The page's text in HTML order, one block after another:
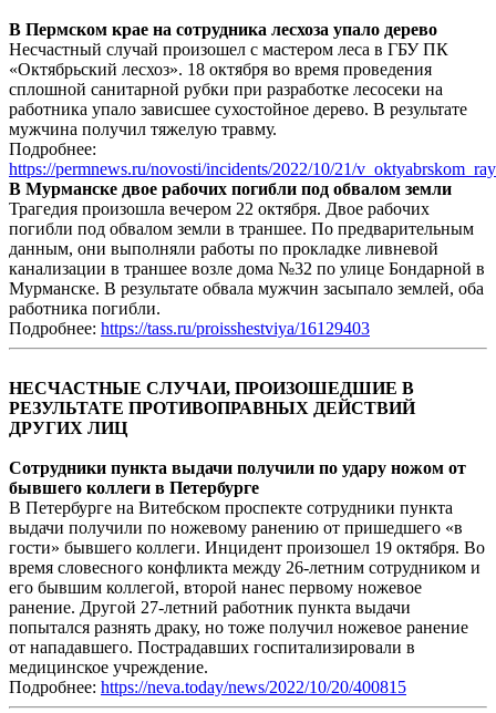
В Пермском крае на сотрудника лесхоза упало дерево
Несчастный случай произошел с мастером леса в ГБУ ПК
«Октябрьский лесхоз». 18 октября во время проведения
сплошной санитарной рубки при разработке лесосеки на
работника упало зависшее сухостойное дерево. В результате
мужчина получил тяжелую травму.
Подробнее:
https://permnews.ru/novosti/incidents/2022/10/21/
В Мурманске двое рабочих погибли под обвалом земли
Трагедия произошла вечером 22 октября. Двое рабочих
погибли под обвалом земли в траншее. По предварительным
данным, они выполняли работы по прокладке ливневой
канализации в траншее возле дома №32 по улице Бондарной в
Мурманске. В результате обвала мужчин засыпало землей, оба
работника погибли.
Подробнее: https://tass.ru/proisshestviya/16129403
НЕСЧАСТНЫЕ СЛУЧАИ, ПРОИЗОШЕДШИЕ В
РЕЗУЛЬТАТЕ ПРОТИВОПРАВНЫХ ДЕЙСТВИЙ
ДРУГИХ ЛИЦ
Сотрудники пункта выдачи получили по удару ножом от
бывшего коллеги в Петербурге
В Петербурге на Витебском проспекте сотрудники пункта
выдачи получили по ножевому ранению от пришедшего «в
гости» бывшего коллеги. Инцидент произошел 19 октября. Во
время словесного конфликта между 26-летним сотрудником и
его бывшим коллегой, второй нанес первому ножевое
ранение. Другой 27-летний работник пункта выдачи
попытался разнять драку, но тоже получил ножевое ранение
от нападавшего. Пострадавших госпитализировали в
медицинское учреждение.
Подробнее: https://neva.today/news/2022/10/20/400815